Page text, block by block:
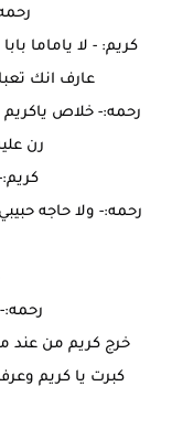
كريم: - لا ياماما
عارف انك
رحمه:- خلاص ياكريم
رن
رحمه:- ولا حاجه
خرج كريم من عند
كبرت يا كريم